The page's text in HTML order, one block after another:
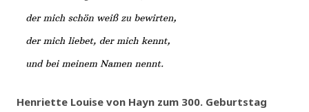
Henriette Louise von Hayn zum 300. Geburtstag